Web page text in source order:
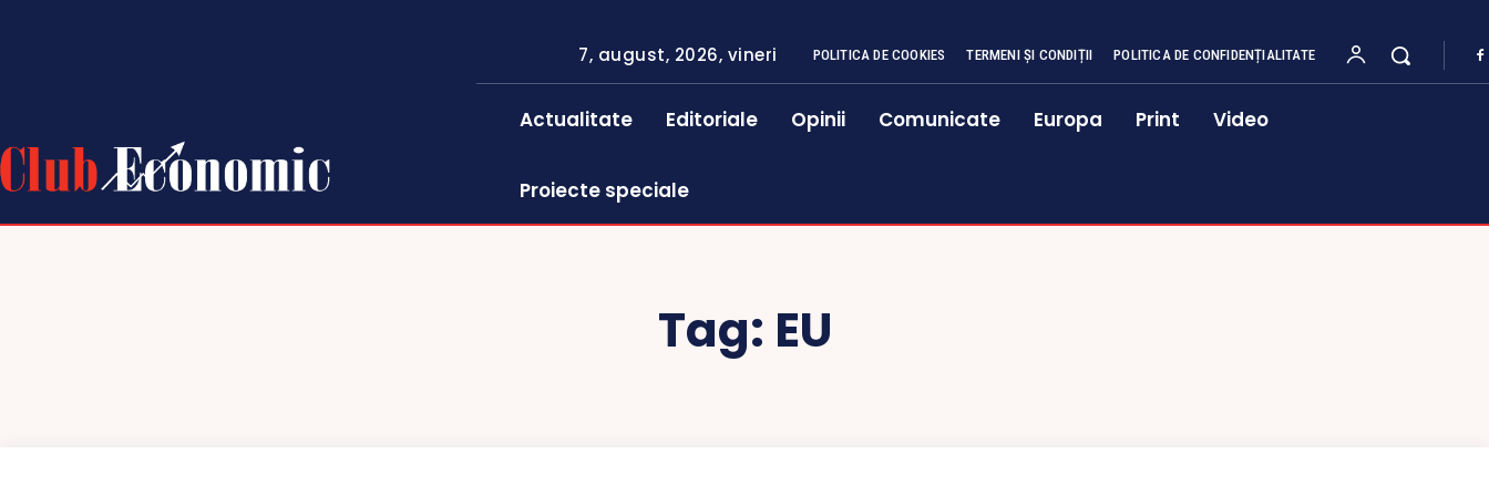
7, august, 2026, vineri POLITICA DE COOKIES TERMENI ȘI CONDIȚII POLITICA DE CONFIDENȚIALITATE
Actualitate Editoriale Opinii Comunicate Europa Print Video
Proiecte speciale
Tag: EU